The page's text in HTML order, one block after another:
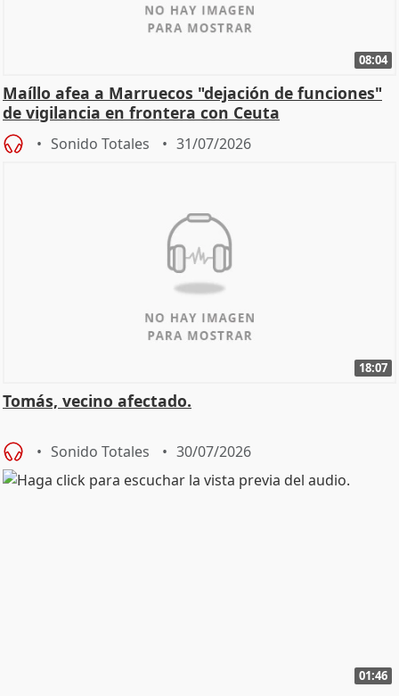
08:04
Maíllo afea a Marruecos "dejación de funciones"
de vigilancia en frontera con Ceuta
Sonido Totales 31/07/2026
18:07
Tomás, vecino afectado.
Sonido Totales 30/07/2026
01:46